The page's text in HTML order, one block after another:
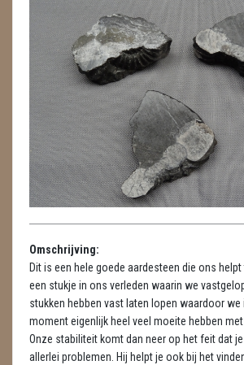
GEODE 'S / STANDAARDS
GESLEPEN STENEN
HANGERS
HARTEN
HUISREINIGING
KAARSEN
MASSAGE
METEORIETEN
READING EN PERSOONLIJK ADVIES
RUWE STENEN
Omschrijving:
Dit is een hele goede aardesteen die ons
een stukje in ons verleden waarin we
stukken hebben vast laten lopen waardoor we
moment eigenlijk heel veel moeite hebben
Onze stabiliteit komt dan neer op het feit dat
allerlei problemen. Hij helpt je ook bij het